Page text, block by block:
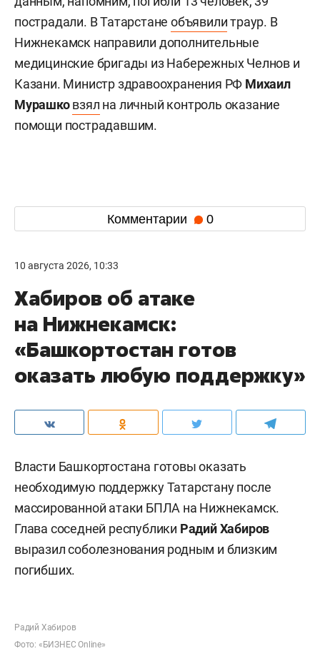
пострадали. В Татарстанеобъявилитраур. В
Нижнекамск направили дополнительные
медицинские бригады из Набережных Челнов и
Казани. Министр здравоохранения РФ Михаил
Мурашко взял на личный контроль оказание
помощи пострадавшим.
Комментарии 0
10 августа 2026, 10:33
Хабиров об атаке
на Нижнекамск:
«Башкортостан готов
оказать любую поддержку»
Власти Башкортостана готовы оказать
необходимую поддержку Татарстану после
массированной атаки БПЛА на Нижнекамск.
Глава соседней республики Радий Хабиров
выразил соболезнования родным и близким
погибших.
Радий Хабиров
Фото: «БИЗНЕС Online»